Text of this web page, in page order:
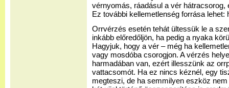
vérnyomás, ráadásul a vér hátracsorog,
Ez további kellemetlenség forrása lehet:
Orrvérzés esetén tehát ültessük le a
inkább előredőljön, ha pedig a nyaka
Hagyjuk, hogy a vér – még ha
vagy mosdóba csorogjon. A vérzés
harmadában van, ezért illesszünk az
vattacsomót. Ha ez nincs kéznél, egy
megteszi, de ha semmilyen eszköz